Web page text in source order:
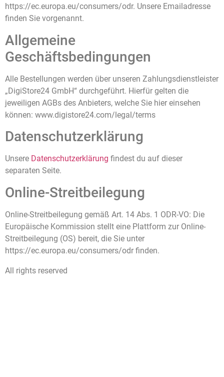
https://ec.europa.eu/consumers/odr. Unsere Emailadresse
finden Sie vorgenannt.
Allgemeine
Geschäftsbedingungen
Alle Bestellungen werden über unseren Zahlungsdienstleister
„DigiStore24 GmbH“ durchgeführt. Hierfür gelten die
jeweiligen AGBs des Anbieters, welche Sie hier einsehen
können: www.digistore24.com/legal/terms
Datenschutzerklärung
Unsere Datenschutzerklärung findest du auf dieser
separaten Seite.
Online-Streitbeilegung
Online-Streitbeilegung gemäß Art. 14 Abs. 1 ODR-VO: Die
Europäische Kommission stellt eine Plattform zur Online-
Streitbeilegung (OS) bereit, die Sie unter
https://ec.europa.eu/consumers/odr finden.
All rights reserved